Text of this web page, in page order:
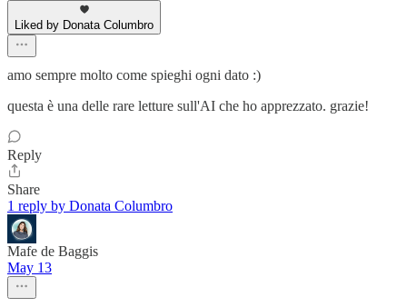
Liked by Donata Columbro
amo sempre molto come spieghi ogni dato :)
questa è una delle rare letture sull'AI che ho apprezzato. grazie!
Reply
Share
1 reply by Donata Columbro
Mafe de Baggis
May 13